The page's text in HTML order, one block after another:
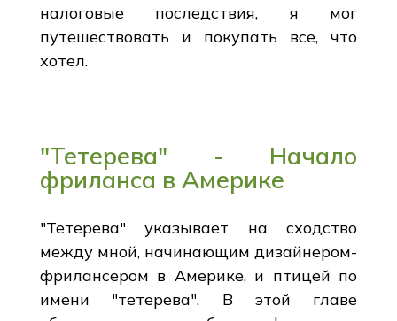
налоговые последствия, я мог
путешествовать и покупать все, что
хотел.
"Тетерева" - Начало
фриланса в Америке
"Тетерева" указывает на сходство
между мной, начинающим дизайнером-
фрилансером в Америке, и птицей по
имени "тетерева". В этой главе